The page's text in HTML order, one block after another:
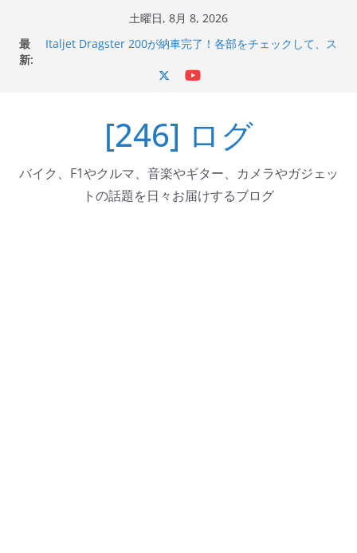
土曜日, 8月 8, 2026
最
新:
Italjet Dragster 200が納車完了！各部をチェックして、ス
器エフェクターが返礼品でもらえる！
Italjet Dragster 200のフロントISSサスの動きが判ったら
コーナリングが楽しくなった
[246] ログ
バイク、F1やクルマ、音楽やギター、カメラやガジェッ
トの話題を日々お届けするブログ